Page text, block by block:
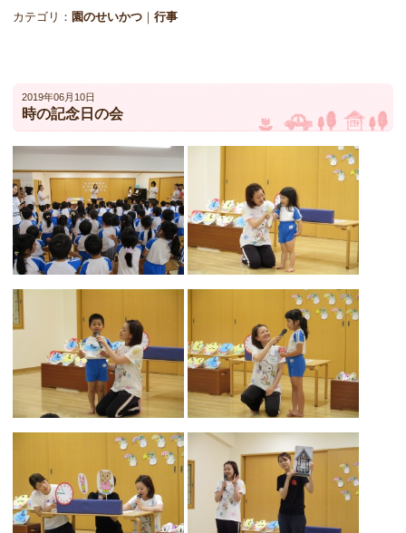
カテゴリ： 園のせいかつ ｜ 行事
2019年06月10日
時の記念日の会